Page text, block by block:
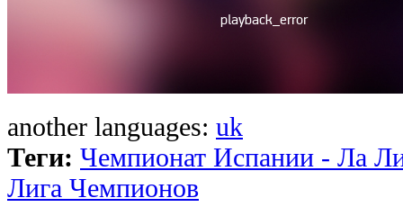
another languages: uk
Теги: Чемпионат Испании - Ла
Лига Чемпионов